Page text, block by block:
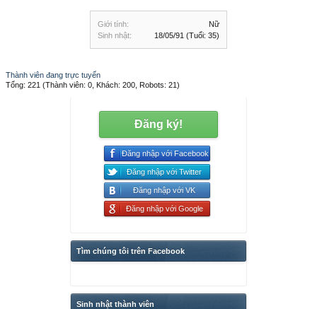
Giới tính:
Nữ
Sinh nhật:
18/05/91 (Tuổi: 35)
Thành viên đang trực tuyến
Tổng: 221 (Thành viên: 0, Khách: 200, Robots: 21)
Đăng ký!
Đăng nhập với Facebook
Đăng nhập với Twitter
Đăng nhập với VK
Đăng nhập với Google
Tìm chúng tôi trên Facebook
Sinh nhật thành viên